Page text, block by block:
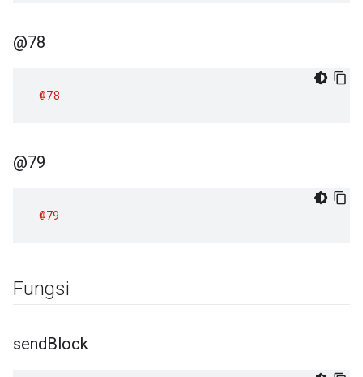
@78
@78
@79
@79
Fungsi
sendBlock